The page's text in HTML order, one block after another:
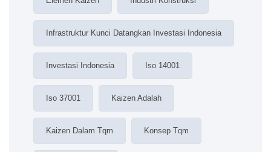
Infrastruktur Kunci Datangkan Investasi Indonesia
Investasi Indonesia Iso 14001
Iso 37001 Kaizen Adalah
Kaizen Dalam Tqm Konsep Tqm